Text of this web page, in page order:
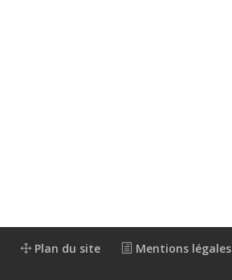
Plan du site Mentions légales